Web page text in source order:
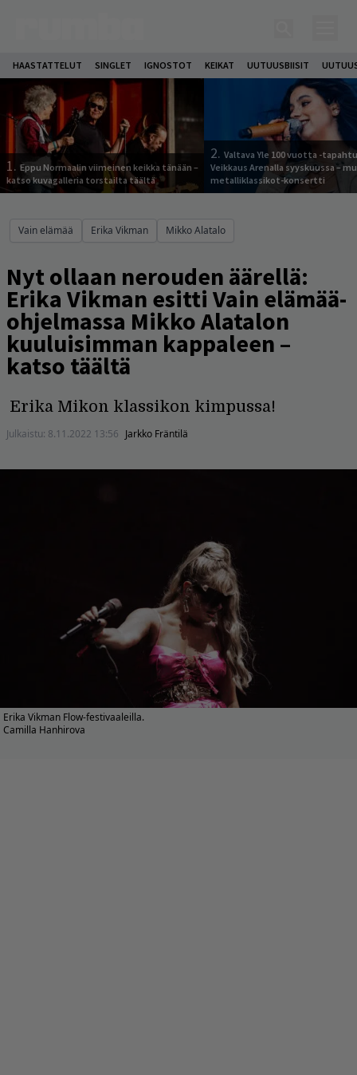
HAASTATTELUT SINGLET IGNOSTOT KEIKAT UUTUUSBIISIT
1. Eppu Normaalin viimeinen keikka tänään –
katso kuvagalleria torstailta täältä
2. Valtava Yle 100 vuotta -
Veikkaus Arenalla syyskuussa –
metalliklassikot-konsertti
Vain elämää Erika Vikman Mikko Alatalo
Nyt ollaan nerouden äärellä:
Erika Vikman esitti Vain elämää-
ohjelmassa Mikko Alatalon
kuuluisimman kappaleen –
katso täältä
Erika Mikon klassikon kimpussa!
Julkaistu: 8.11.2022 13:56 Jarkko Fräntilä
Erika Vikman Flow-festivaaleilla.
Camilla Hanhirova